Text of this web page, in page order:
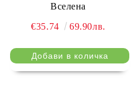
Вселена
€35.74 69.90лв.